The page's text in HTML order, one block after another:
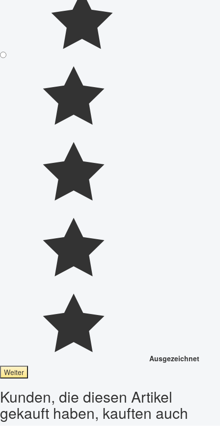
Ausgezeichnet
Weiter
Kunden, die diesen Artikel
gekauft haben, kauften auch